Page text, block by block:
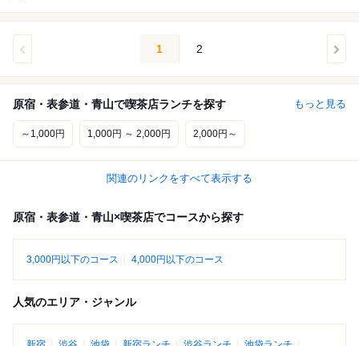
1 2
原宿・表参道・青山で喫茶店ランチを探す もっと見る
～1,000円 1,000円 ～ 2,000円 2,000円～
関連のリンクをすべて表示する
原宿・表参道・青山×喫茶店でコースから探す
3,000円以下のコース 4,000円以下のコース
人気のエリア・ジャンル